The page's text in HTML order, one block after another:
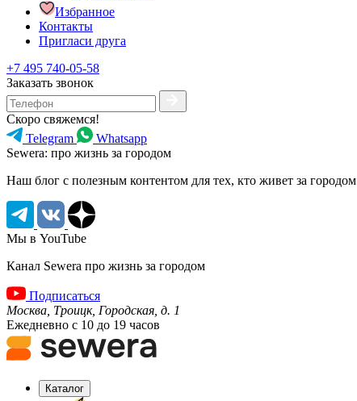
Избранное
Контакты
Пригласи друга
+7 495 740-05-58
Заказать звонок
Скоро свяжемся!
Telegram
Whatsapp
Sewera: про жизнь за городом
Наш блог c полезным контентом для тех, кто живет за городом
Мы в YouTube
Канал Sewera про жизнь за городом
Подписаться
Москва, Троицк, Городская, д. 1
Ежедневно с 10 до 19 часов
Каталог